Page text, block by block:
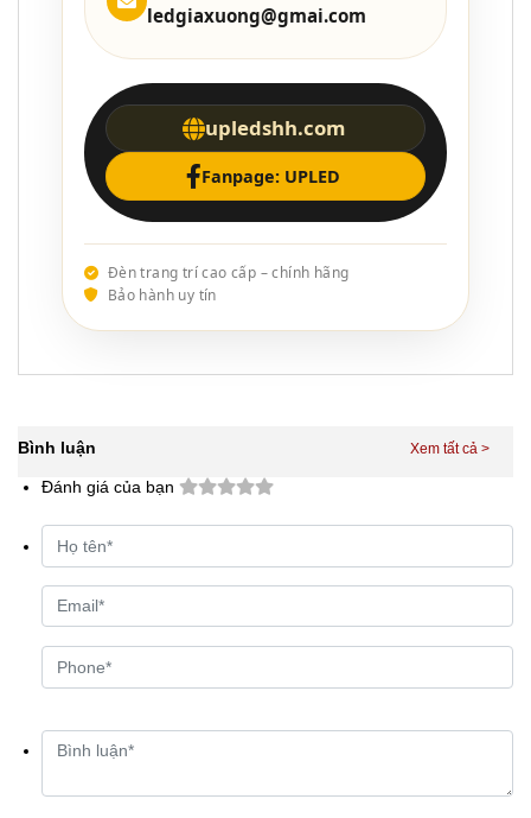
ledgiaxuong@gmai.com
upledshh.com
Fanpage: UPLED
Đèn trang trí cao cấp – chính hãng
Bảo hành uy tín
Bình luận
Đánh giá của bạn